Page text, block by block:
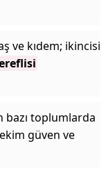
ve kıdem; ikincisi
bazı toplumlarda
güven ve